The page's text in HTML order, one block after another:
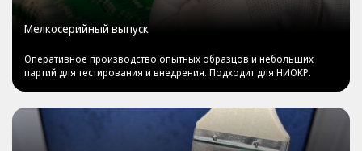
Мелкосерийный выпуск
Оперативное производство опытных образцов и небольших
партий для тестирования и внедрения. Подходит для НИОКР.